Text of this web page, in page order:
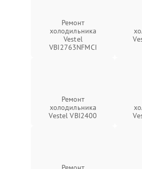
Ремонт
холодильника
Vestel
VBI2763NFMCI
Ремонт
холодильника
Vestel VBI2400